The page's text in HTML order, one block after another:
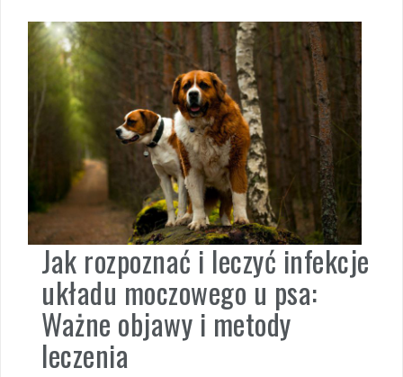
Jak rozpoznać i leczyć infekcje
układu moczowego u psa:
Ważne objawy i metody
leczenia